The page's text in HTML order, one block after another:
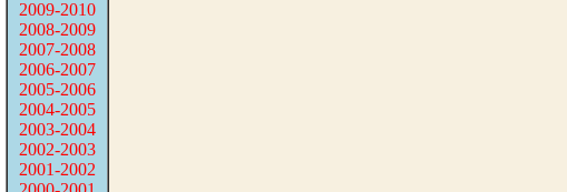
2009-2010
2008-2009
2007-2008
2006-2007
2005-2006
2004-2005
2003-2004
2002-2003
2001-2002